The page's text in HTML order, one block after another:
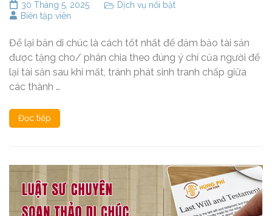
30 Tháng 5, 2025
Dịch vụ nổi bật
Biên tập viên
Để lại bản di chúc là cách tốt nhất để đảm bảo tài sản
được tặng cho/ phân chia theo đúng ý chí của người để
lại tài sản sau khi mất, tránh phát sinh tranh chấp giữa
các thành …
Đọc tiếp